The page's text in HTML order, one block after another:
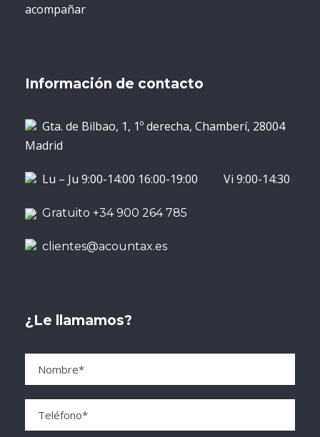
acompañar
Información de contacto
Gta. de Bilbao, 1, 1º derecha, Chamberí, 28004
Madrid
Lu – Ju 9:00-14:00 16:00-19:00 Vi 9:00-14:30
Gratuito +34 900 264 785
clientes@acountax.es
¿Le llamamos?